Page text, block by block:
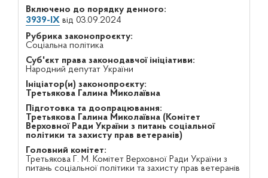
Включено до порядку денного:
3939-IXвід 03.09.2024
Рубрика законопроєкту:
Соціальна політика
Суб'єкт права законодавчої ініціативи:
Народний депутат України
Ініціатор(и) законопроєкту:
Третьякова Галина Миколаївна
Підготовка та доопрацювання:
Третьякова Галина Миколаївна (Комітет
Верховної Ради України з питань соціальної
політики та захисту прав ветеранів)
Головний комітет:
Третьякова Г. М. Комітет Верховної Ради України з
питань соціальної політики та захисту прав ветеранів